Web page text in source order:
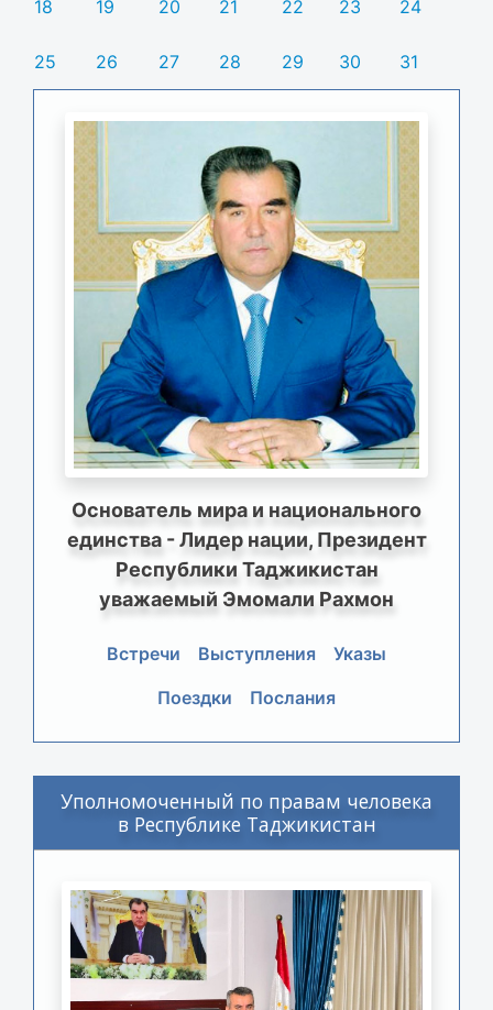
18 19 20 21 22 23 24
25 26 27 28 29 30 31
Основатель мира и национального
единства - Лидер нации, Президент
Республики Таджикистан
уважаемый Эмомали Рахмон
Встречи Выступления
Указы
Поездки
Послания
Уполномоченный по правам человека
в Республике Таджикистан